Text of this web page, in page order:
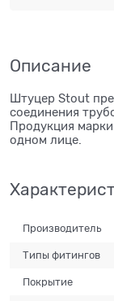
Описание
Штуцер Stout
соединения
Продукция
одном лице.
Производитель
Типы фитингов
Покрытие